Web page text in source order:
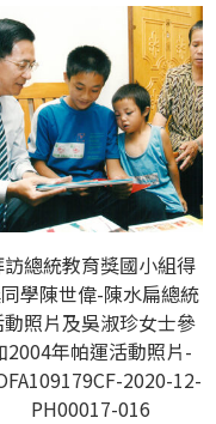
總統教育獎國小組得
學陳世偉-陳水扁總統
動照片及吳淑珍女士參
2004年帕運活動照片-
2020-12-
PH00017-016